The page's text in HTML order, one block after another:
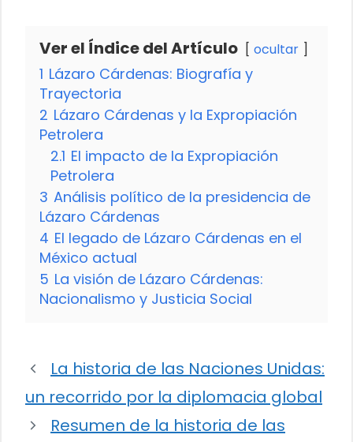
Ver el Índice del Artículo ocultar
1 Lázaro Cárdenas: Biografía y
Trayectoria
2 Lázaro Cárdenas y la Expropiación
Petrolera
2.1 El impacto de la Expropiación
Petrolera
3 Análisis político de la presidencia de
Lázaro Cárdenas
4 El legado de Lázaro Cárdenas en el
México actual
5 La visión de Lázaro Cárdenas:
Nacionalismo y Justicia Social
La historia de las Naciones Unidas:
un recorrido por la diplomacia global
Resumen de la historia de las